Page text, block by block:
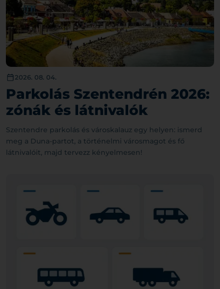
2026. 08. 04.
Parkolás Szentendrén 2026:
zónák és látnivalók
Szentendre parkolás és városkalauz egy helyen: ismerd
meg a Duna-partot, a történelmi városmagot és fő
látnivalóit, majd tervezz kényelmesen!